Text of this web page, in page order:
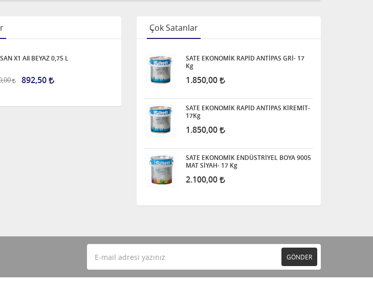
X1 All BEYAZ 0,75 L
892,50
Çok Satanlar
SATE EKONOMİK RAPİD ANTİPAS GRİ- 17
Kg
1.850,00
SATE EKONOMİK RAPİD ANTİPAS KİREMİT-
17Kg
1.850,00
SATE EKONOMİK ENDÜSTRİYEL BOYA 9005
MAT SİYAH- 17 Kg
2.100,00
GÖNDER